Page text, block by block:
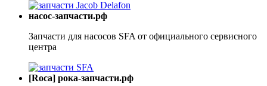
насос-запчасти.рф
Запчасти для насосов SFA от официального сервисного
центра
[Roca] рока-запчасти.рф